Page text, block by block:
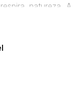
natureza. A
de luz e
visual diferente.
do estilo de